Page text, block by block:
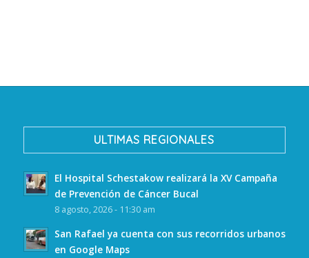
ULTIMAS REGIONALES
El Hospital Schestakow realizará la XV Campaña
de Prevención de Cáncer Bucal
8 agosto, 2026 - 11:30 am
San Rafael ya cuenta con sus recorridos urbanos
en Google Maps